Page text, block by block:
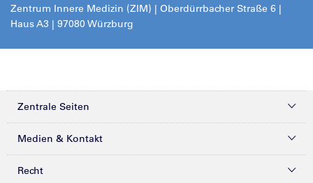
Zentrum Innere Medizin (ZIM) | Oberdürrbacher Straße 6 |
Haus A3 | 97080 Würzburg
Zentrale Seiten
Kliniken & Zentren
Medien & Kontakt
Presse
Recht